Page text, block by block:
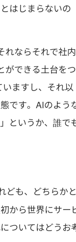
はじまらないの
れならそれで社内
ができる土台をつ
ますし、それ以
です。AIのよう
というか、誰で
ども、どちらかと
から世界にサー
ついてはどうお